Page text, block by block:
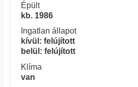
Épült
kb. 1986
Ingatlan állapot
kívül: felújított
belül: felújított
Klíma
van